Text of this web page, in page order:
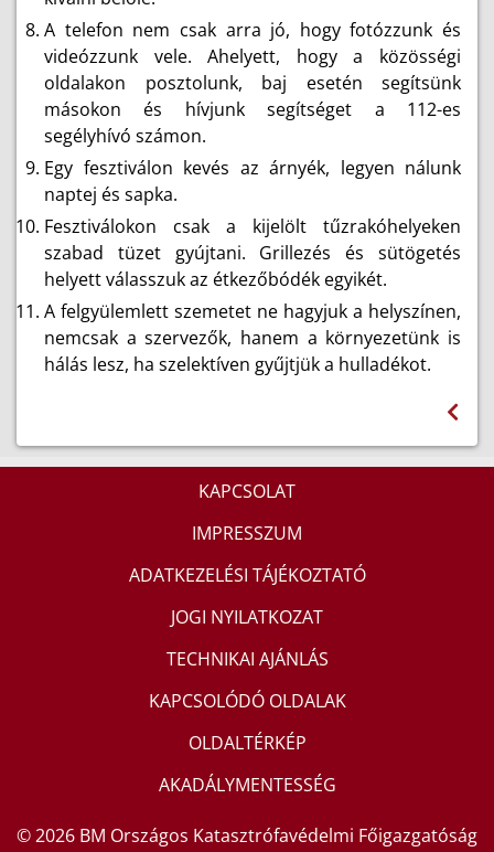
A telefon nem csak arra jó, hogy fotózzunk és
videózzunk vele. Ahelyett, hogy a közösségi
oldalakon posztolunk, baj esetén segítsünk
másokon és hívjunk segítséget a 112-es
segélyhívó számon.
Egy fesztiválon kevés az árnyék, legyen nálunk
naptej és sapka.
Fesztiválokon csak a kijelölt tűzrakóhelyeken
szabad tüzet gyújtani. Grillezés és sütögetés
helyett válasszuk az étkezőbódék egyikét.
A felgyülemlett szemetet ne hagyjuk a helyszínen,
nemcsak a szervezők, hanem a környezetünk is
hálás lesz, ha szelektíven gyűjtjük a hulladékot.
KAPCSOLAT
IMPRESSZUM
ADATKEZELÉSI TÁJÉKOZTATÓ
JOGI NYILATKOZAT
TECHNIKAI AJÁNLÁS
KAPCSOLÓDÓ OLDALAK
OLDALTÉRKÉP
AKADÁLYMENTESSÉG
© 2026 BM Országos Katasztrófavédelmi Főigazgatóság